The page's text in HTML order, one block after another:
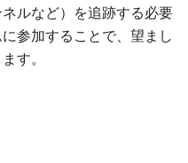
ルなど）を追跡する必要
参加することで、望まし
す。